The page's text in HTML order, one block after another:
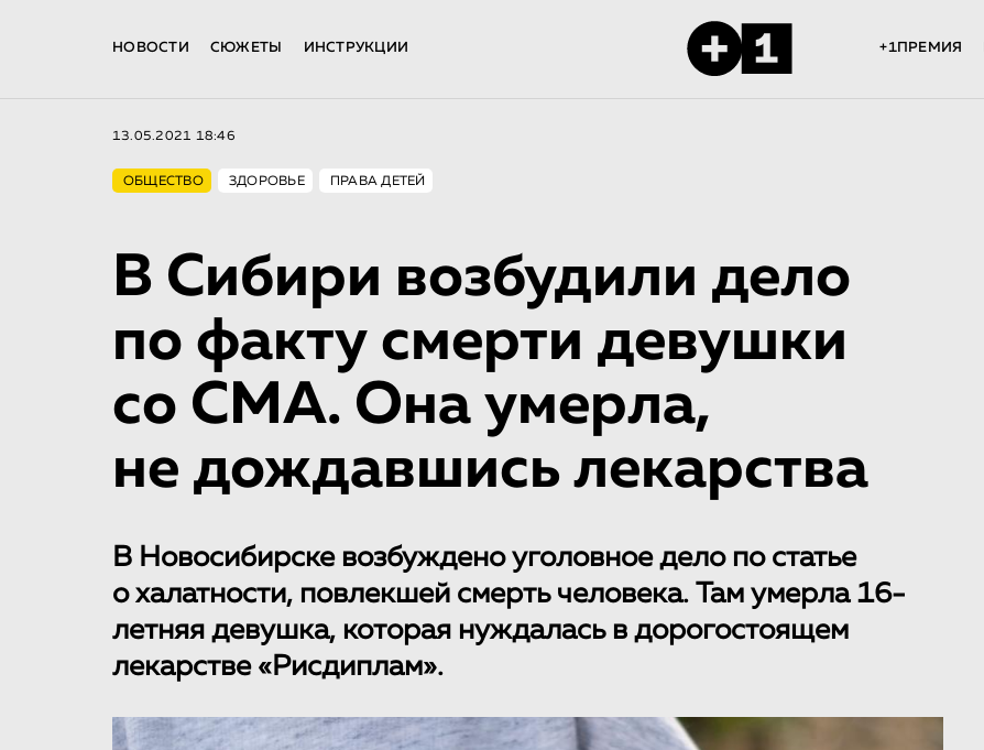
НОВОСТИ СЮЖЕТЫ ИНСТРУКЦИИ +1ПРЕМИЯ
13.05.2021 18:46
ОБЩЕСТВО ЗДОРОВЬЕ ПРАВА ДЕТЕЙ
В Сибири возбудили дело
по факту смерти девушки
со СМА. Она умерла,
не дождавшись лекарства
В Новосибирске возбуждено уголовное дело по статье
о халатности, повлекшей смерть человека. Там умерла 16-
летняя девушка, которая нуждалась в дорогостоящем
лекарстве «Рисдиплам».